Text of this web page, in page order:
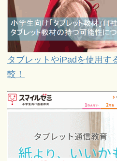
タブレットやiPadを使用す
較！